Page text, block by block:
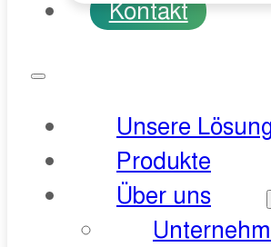
Kontakt
Unsere
Produkte
Über uns